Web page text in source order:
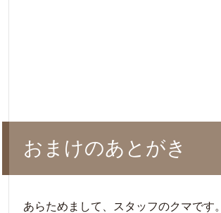
おまけのあとがき
あらためまして、スタッフのクマです。